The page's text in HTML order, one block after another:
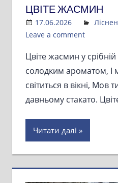
ЦВІТЕ ЖАСМИН
17.06.2026 Admin
Leave a comment
Цвіте жасмин у срібній
солодким ароматом, І
світиться в вікні, Мов
давньому стакато.
Читати далі